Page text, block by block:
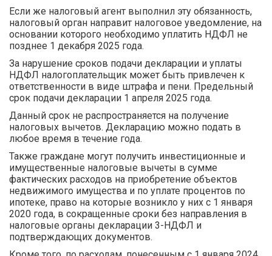
Если же налоговый агент выполнил эту обязанность,
налоговый орган направит налоговое уведомление, на
основании которого необходимо уплатить НДФЛ не
позднее 1 декабря 2025 года.
За нарушение сроков подачи декларации и уплаты
НДФЛ налогоплательщик может быть привлечен к
ответственности в виде штрафа и пени. Предельный
срок подачи декларации 1 апреля 2025 года.
Данный срок не распространяется на получение
налоговых вычетов. Декларацию можно подать в
любое время в течение года.
Также граждане могут получить инвестиционные и
имущественные налоговые вычеты в сумме
фактических расходов на приобретение объектов
недвижимого имущества и по уплате процентов по
ипотеке, право на которые возникло у них с 1 января
2020 года, в сокращенные сроки без направления в
налоговые органы декларации 3-НДФЛ и
подтверждающих документов.